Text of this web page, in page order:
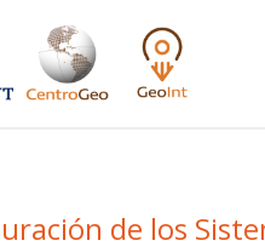
de los